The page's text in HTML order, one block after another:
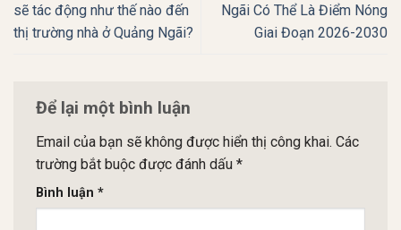
sẽ tác động như thế nào đến
thị trường nhà ở Quảng Ngãi?
Ngãi Có Thể Là Điểm Nóng
Giai Đoạn 2026-2030
Để lại một bình luận
Email của bạn sẽ không được hiển thị công khai. Các
trường bắt buộc được đánh dấu *
Bình luận *